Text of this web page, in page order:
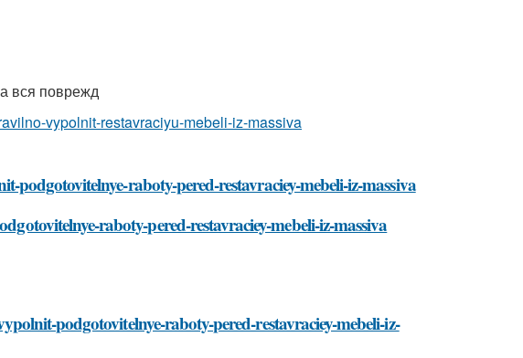
вся поврежд
vypolnit-restavraciyu-mebeli-iz-massiva
raboty-pered-restavraciey-mebeli-iz-massiva
raboty-pered-restavraciey-mebeli-iz-massiva
podgotovitelnye-raboty-pered-restavraciey-mebeli-iz-